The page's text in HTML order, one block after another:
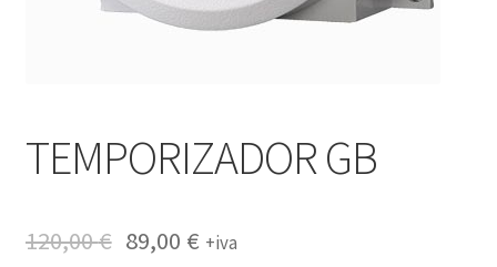
TEMPORIZADOR GB
120,00€ 89,00 € +iva